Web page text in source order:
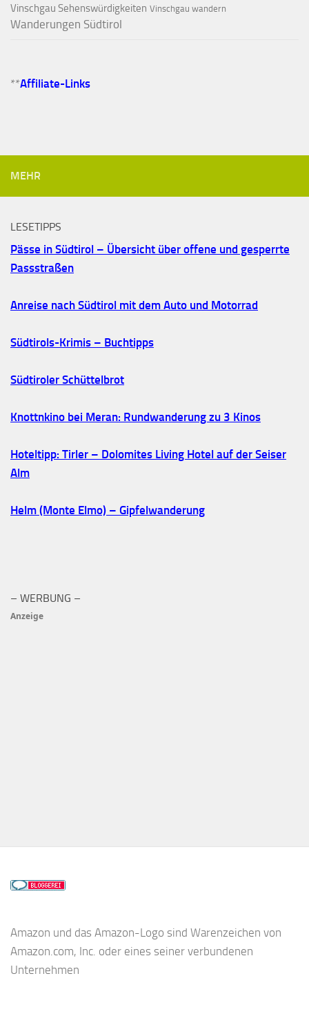
Vinschgau Sehenswürdigkeiten Vinschgau wandern
Wanderungen Südtirol
**Affiliate-Links
MEHR
LESETIPPS
Pässe in Südtirol – Übersicht über offene und gesperrte
Passstraßen
Anreise nach Südtirol mit dem Auto und Motorrad
Südtirols-Krimis – Buchtipps
Südtiroler Schüttelbrot
Knottnkino bei Meran: Rundwanderung zu 3 Kinos
Hoteltipp: Tirler – Dolomites Living Hotel auf der Seiser
Alm
Helm (Monte Elmo) – Gipfelwanderung
– WERBUNG –
Anzeige
Amazon und das Amazon-Logo sind Warenzeichen von
Amazon.com, Inc. oder eines seiner verbundenen
Unternehmen